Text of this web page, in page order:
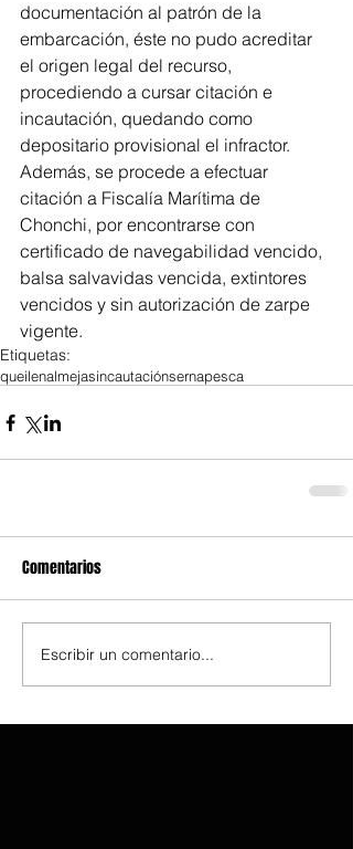
documentación al patrón de la
embarcación, éste no pudo acreditar
el origen legal del recurso,
procediendo a cursar citación e
incautación, quedando como
depositario provisional el infractor.
Además, se procede a efectuar
citación a Fiscalía Marítima de
Chonchi, por encontrarse con
certificado de navegabilidad vencido,
balsa salvavidas vencida, extintores
vencidos y sin autorización de zarpe
vigente.
Etiquetas:
queilenalmejasincautaciónsernapesca
Comentarios
Escribir un comentario...